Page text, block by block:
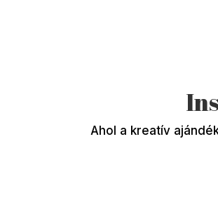
Ahol a kreatív